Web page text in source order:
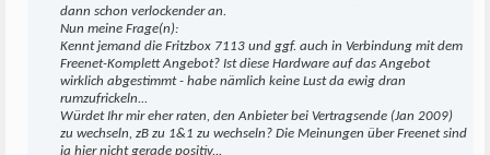
dann schon verlockender an.
Nun meine Frage(n):
Kennt jemand die Fritzbox 7113 und ggf. auch in Verbindung mit dem
Freenet-Komplett Angebot? Ist diese Hardware auf das Angebot
wirklich abgestimmt - habe nämlich keine Lust da ewig dran
rumzufrickeln...
Würdet Ihr mir eher raten, den Anbieter bei Vertragsende (Jan 2009)
zu wechseln, zB zu 1&1 zu wechseln? Die Meinungen über Freenet sind
ja hier nicht gerade positiv...